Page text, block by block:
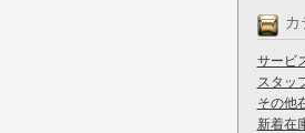
サービ
スタッ
その他
新着在